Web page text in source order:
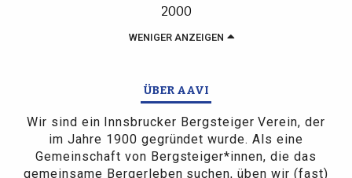
2000
WENIGER ANZEIGEN
ÜBER AAVI
Wir sind ein Innsbrucker Bergsteiger Verein, der
im Jahre 1900 gegründet wurde. Als eine
Gemeinschaft von Bergsteiger*innen, die das
gemeinsame Bergerleben suchen, üben wir (fast)